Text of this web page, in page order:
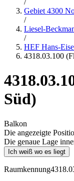
/
Gebiet 4300
/
Liesel-
/
HEF Hans-
4318.03.100
Süd)
Balkon
Die angezeigte
Die genaue Lage
Ich weiß wo es liegt
Raumkennung